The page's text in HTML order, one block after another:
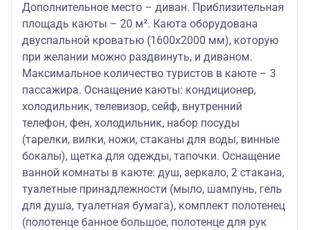
Дополнительное место – диван. Приблизительная
площадь каюты – 20 м². Каюта оборудована
двуспальной кроватью (1600х2000 мм), которую
при желании можно раздвинуть, и диваном.
Максимальное количество туристов в каюте – 3
пассажира. Оснащение каюты: кондиционер,
холодильник, телевизор, сейф, внутренний
телефон, фен, холодильник, набор посуды
(тарелки, вилки, ножи, стаканы для воды, винные
бокалы), щетка для одежды, тапочки. Оснащение
ванной комнаты в каюте: душ, зеркало, 2 стакана,
туалетные принадлежности (мыло, шампунь, гель
для душа, туалетная бумага), комплект полотенец
(полотенце банное большое, полотенце для рук